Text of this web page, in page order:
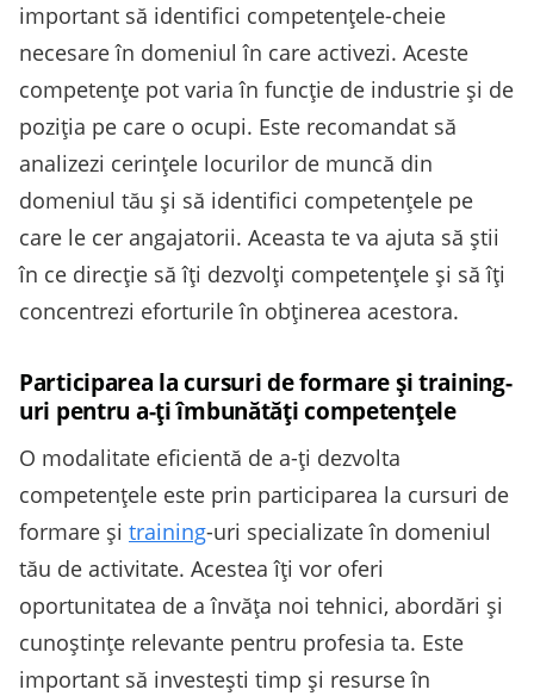
important să identifici competențele-cheie
necesare în domeniul în care activezi. Aceste
competențe pot varia în funcție de industrie și de
poziția pe care o ocupi. Este recomandat să
analizezi cerințele locurilor de muncă din
domeniul tău și să identifici competențele pe
care le cer angajatorii. Aceasta te va ajuta să știi
în ce direcție să îți dezvolți competențele și să îți
concentrezi eforturile în obținerea acestora.
Participarea la cursuri de formare și training-
uri pentru a-ți îmbunătăți competențele
O modalitate eficientă de a-ți dezvolta
competențele este prin participarea la cursuri de
formare și training-uri specializate în domeniul
tău de activitate. Acestea îți vor oferi
oportunitatea de a învăța noi tehnici, abordări și
cunoștințe relevante pentru profesia ta. Este
important să investești timp și resurse în